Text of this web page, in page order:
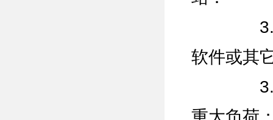
3.12.1
软件或其
3.12.2